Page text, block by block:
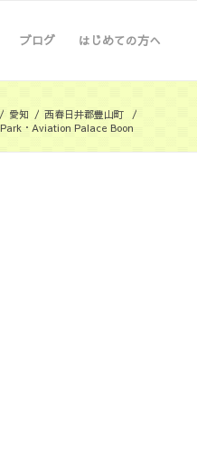
ブログ はじめての方へ
/ 愛知 / 西春日井郡豊山町
/
・Aviation Palace Boon